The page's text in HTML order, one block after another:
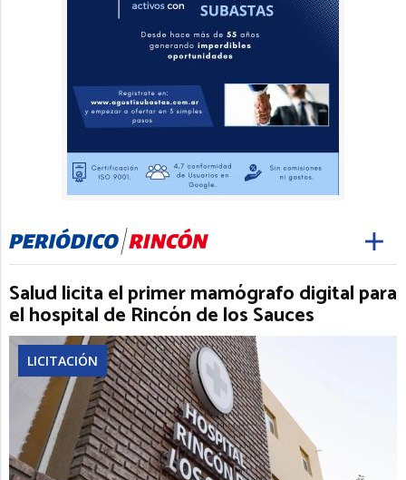
Salud licita el primer mamógrafo digital para
el hospital de Rincón de los Sauces
LICITACIÓN